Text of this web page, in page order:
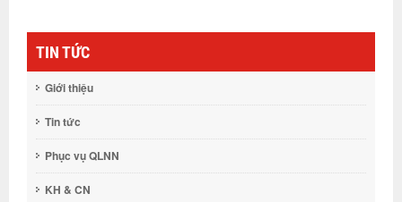
TIN TỨC
Giới thiệu
Tin tức
Phục vụ QLNN
KH & CN